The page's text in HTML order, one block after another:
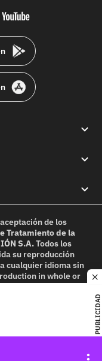
PUBLICIDAD
youtube-
de los
Tratamiento de la
S.A.Todos los
su reproducción
cualquier idioma sin
in whole or
permission is